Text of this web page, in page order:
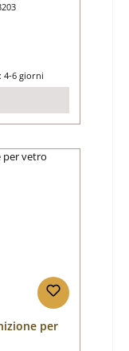
4-6 giorni
per